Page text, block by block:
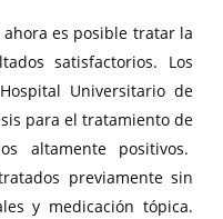
ahora es posible tratar la
satisfactorios. Los
Universitario de
para el tratamiento de
altamente positivos.
previamente sin
y medicación tópica.